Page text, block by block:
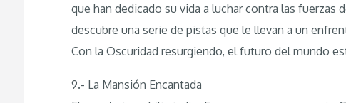
que han dedicado su vida a luchar contra las fuerzas
descubre una serie de pistas que le llevan a un
Con la Oscuridad resurgiendo, el futuro del mundo
9.- La Mansión Encantada